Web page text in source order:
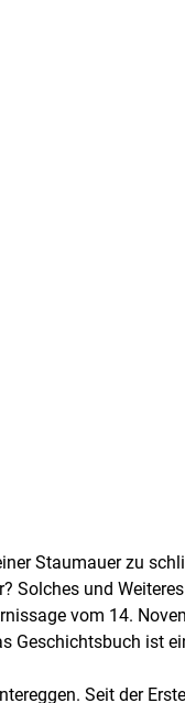
Staumauer zu
Solches und
vom 14.
Geschichtsbuch ist
Seit der